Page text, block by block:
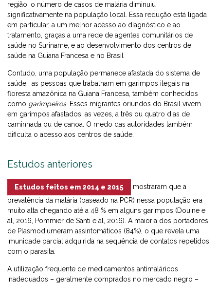
região, o número de casos de malária diminuiu
significativamente na população local. Essa redução está ligada
em particular, a um melhor acesso ao diagnóstico e ao
tratamento, graças a uma rede de agentes comunitários de
saúde no Suriname, e ao desenvolvimento dos centros de
saúde na Guiana Francesa e no Brasil
Contudo, uma população permanece afastada do sistema de
saúde : as pessoas que trabalham em garimpos ilegais na
floresta amazônica na Guiana Francesa, também conhecidos
como garimpeiros. Esses migrantes oriundos do Brasil vivem
em garimpos afastados, as vezes, a três ou quatro dias de
caminhada ou de canoa. O medo das autoridades também
dificulta o acesso aos centros de saúde.
Estudos anteriores
Estudos feitos em 2014 e 2015
mostraram que a
prevalência da malária (baseado na PCR) nessa população era
muito alta chegando até a 48 % em alguns garimpos (Douine e
al, 2016, Pommier de Santi e al, 2016). A maioria dos portadores
de Plasmodiumeram assintomáticos (84%), o que revela uma
imunidade parcial adquirida na sequência de contatos repetidos
com o parasita.
A utilização frequente de medicamentos antimaláricos
inadequados – geralmente comprados no mercado negro –